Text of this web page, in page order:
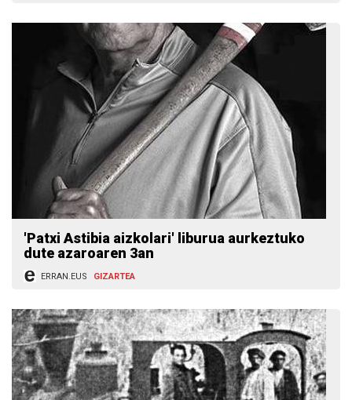
'Patxi Astibia aizkolari' liburua aurkeztuko
dute azaroaren 3an
ERRAN.EUS GIZARTEA